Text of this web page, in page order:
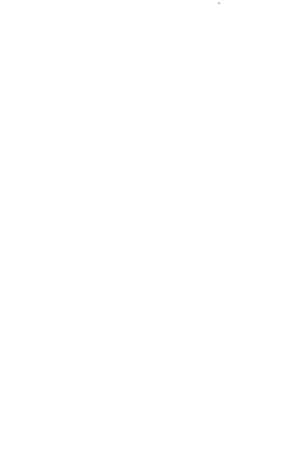
supérieure !. L'équipe de